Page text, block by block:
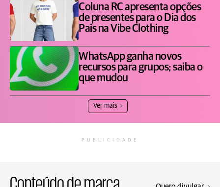
Coluna RC apresenta opções
de presentes para o Dia dos
Pais na Vibe Clothing
WhatsApp ganha novos
recursos para grupos; saiba o
que mudou
Ver mais
PUBLICIDADE